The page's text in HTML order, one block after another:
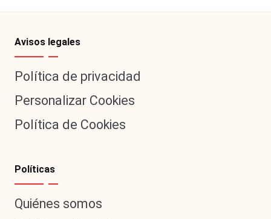
Avisos legales
Política de privacidad
Personalizar Cookies
Política de Cookies
Políticas
Quiénes somos